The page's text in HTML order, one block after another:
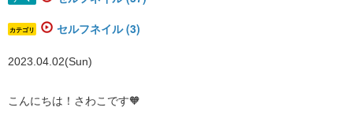
カテゴリ セルフネイル (3)
2023.04.02(Sun)
こんにちは！さわこです🧡